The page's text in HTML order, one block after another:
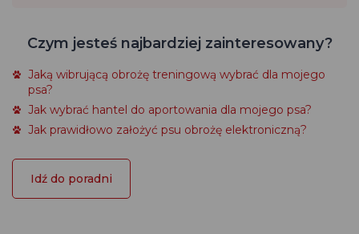
Czym jesteś najbardziej zainteresowany?
Jaką wibrującą obrożę treningową wybrać dla mojego
psa?
Jak wybrać hantel do aportowania dla mojego psa?
Jak prawidłowo założyć psu obrożę elektroniczną?
Idź do poradni